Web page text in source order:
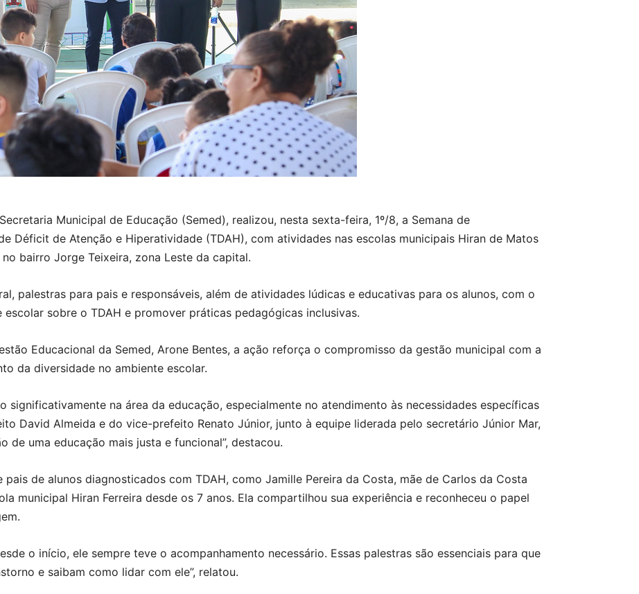
Municipal de Educação (Semed), realizou, nesta sexta-feira, 1º/8, a Semana de
Déficit de Atenção e Hiperatividade (TDAH), com atividades nas escolas municipais Hiran de Matos
bairro Jorge Teixeira, zona Leste da capital.
palestras para pais e responsáveis, além de atividades lúdicas e educativas para os alunos, com o
sobre o TDAH e promover práticas pedagógicas inclusivas.
Educacional da Semed, Arone Bentes, a ação reforça o compromisso da gestão municipal com a
da diversidade no ambiente escolar.
significativamente na área da educação, especialmente no atendimento às necessidades específicas
David Almeida e do vice-prefeito Renato Júnior, junto à equipe liderada pelo secretário Júnior Mar,
de uma educação mais justa e funcional”, destacou.
de alunos diagnosticados com TDAH, como Jamille Pereira da Costa, mãe de Carlos da Costa
municipal Hiran Ferreira desde os 7 anos. Ela compartilhou sua experiência e reconheceu o papel
o início, ele sempre teve o acompanhamento necessário. Essas palestras são essenciais para que
e saibam como lidar com ele”, relatou.